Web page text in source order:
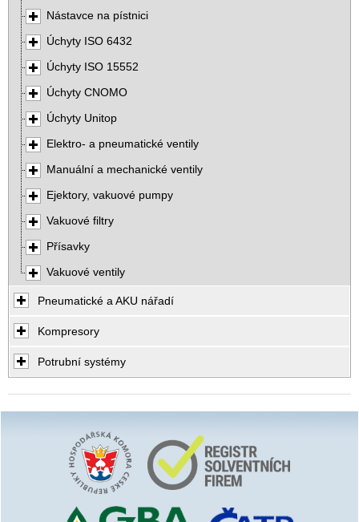
Nástavce na pístnici
Úchyty ISO 6432
Úchyty ISO 15552
Úchyty CNOMO
Úchyty Unitop
Elektro- a pneumatické ventily
Manuální a mechanické ventily
Ejektory, vakuové pumpy
Vakuové filtry
Přísavky
Vakuové ventily
Pneumatické a AKU nářadí
Kompresory
Potrubní systémy